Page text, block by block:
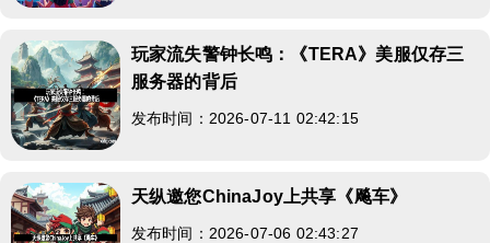
玩家流失警钟长鸣：《TERA》美服仅存三
服务器的背后
发布时间：2026-07-11 02:42:15
天纵邀您ChinaJoy上共享《飚车》
发布时间：2026-07-06 02:43:27